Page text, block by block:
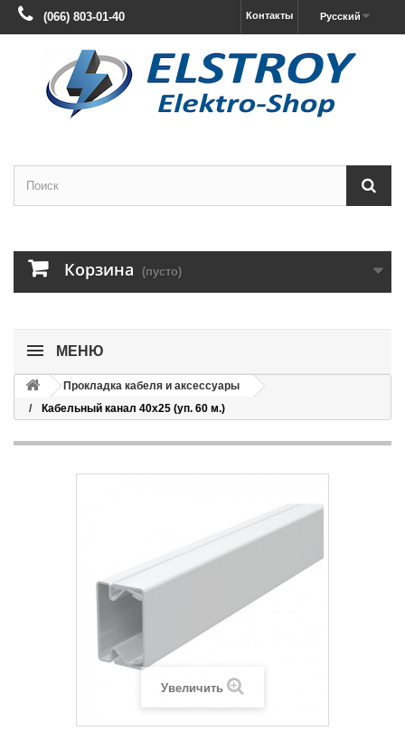
Русский
Контакты
(066) 803-01-40
Корзина (пусто)
МЕНЮ
Прокладка кабеля и аксессуары
Кабельный канал 40х25 (уп. 60 м.)
Увеличить